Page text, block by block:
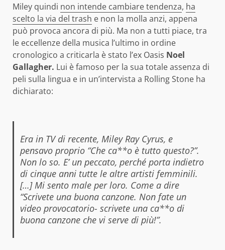
Miley quindi non intende cambiare tendenza, ha
scelto la via del trash e non la molla anzi, appena
può provoca ancora di più. Ma non a tutti piace, tra
le eccellenze della musica l’ultimo in ordine
cronologico a criticarla è stato l’ex Oasis Noel
Gallagher. Lui è famoso per la sua totale assenza di
peli sulla lingua e in un’intervista a Rolling Stone ha
dichiarato:
Era in TV di recente, Miley Ray Cyrus, e
pensavo proprio “Che ca**o è tutto questo?”.
Non lo so. E’ un peccato, perché porta indietro
di cinque anni tutte le altre artisti femminili.
[…] Mi sento male per loro. Come a dire
“Scrivete una buona canzone. Non fate un
video provocatorio- scrivete una ca**o di
buona canzone che vi serve di più!”.